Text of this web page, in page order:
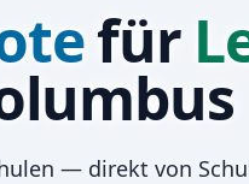
für
— direkt von